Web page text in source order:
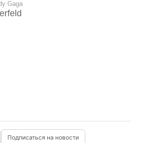
Gaga
Подписаться на новости